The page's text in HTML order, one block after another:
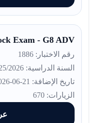
Exam - G8 ADV
رقم الاختبار: 1886
السنة الدراسية: 2025/2026
تاريخ الإضافة: 21-06-2026
الزيارات: 670